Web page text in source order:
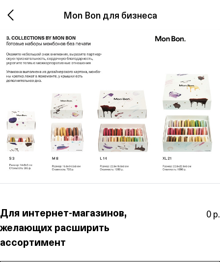
Mon Bon для бизнеса
Для интернет-магазинов,
желающих расширить
ассортимент
0 р.